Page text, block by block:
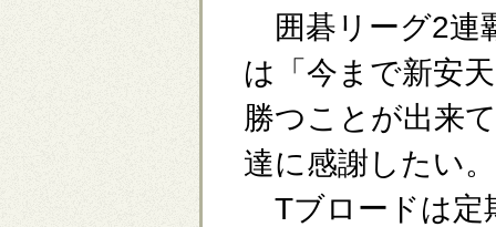
囲碁リーグ2連
は「今まで新安
勝つことが出来
達に感謝したい
Tブロードは定